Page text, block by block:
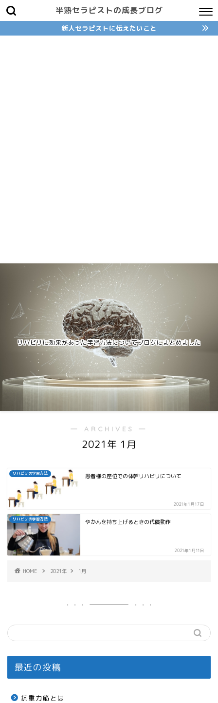
半熟セラピストの成長ブログ
新人セラピストに伝えたいこと
リハビリに効果があった学習方法についてブログにまとめました
― ARCHIVES ―
2021年 1月
リハビリの学習方法 患者様の座位での体幹リハビリについて
2021年1月17日
リハビリの学習方法 やかんを持ち上げるときの代償動作
2021年1月11日
HOME 2021年 1月
最近の投稿
抗重力筋とは